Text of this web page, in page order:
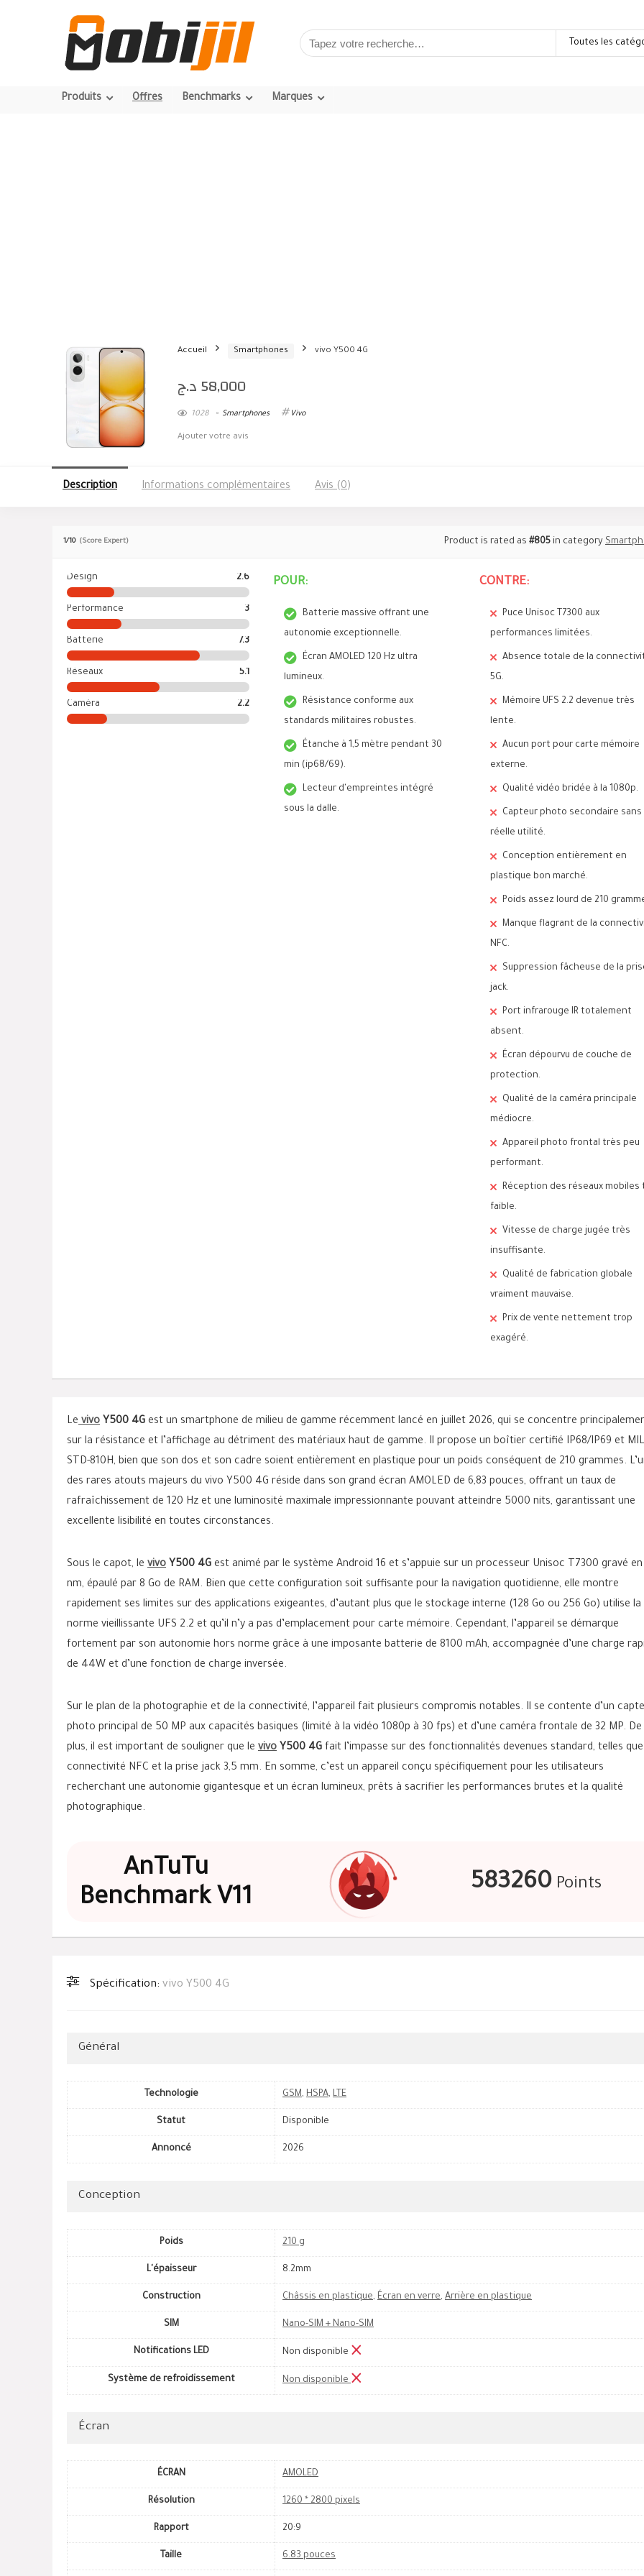
Toutes les
Produits Offres Benchmarks Marques
Accueil Smartphones vivo Y500 4G
58,000د.ج
1028 Smartphones Vivo
Ajouter votre avis
Description Informations complémentaires Avis (0)
1/10 (Score Expert) Product is rated as #805 in category
Design 2.6
Performance 3
Batterie 7.3
Réseaux 5.1
Caméra 2.2
POUR:
Batterie massive offrant une
autonomie exceptionnelle.
Écran AMOLED 120 Hz ultra
lumineux.
Résistance conforme aux
standards militaires robustes.
Étanche à 1,5 mètre pendant 30
min (ip68/69).
Lecteur d'empreintes intégré
sous la dalle.
CONTRE:
Puce Unisoc T7300 aux
performances limitées.
Absence totale de la
5G.
Mémoire UFS 2.2 devenue très
lente.
Aucun port pour carte mémoire
externe.
Qualité vidéo bridée à la 1080p.
Capteur photo secondaire sans
réelle utilité.
Conception entièrement en
plastique bon marché.
Poids assez lourd de 210
Manque flagrant de la
NFC.
Suppression fâcheuse de la
jack.
Port infrarouge IR totalement
absent.
Écran dépourvu de couche de
protection.
Qualité de la caméra principale
médiocre.
Appareil photo frontal très peu
performant.
Réception des réseaux mobiles
faible.
Vitesse de charge jugée très
insuffisante.
Qualité de fabrication globale
vraiment mauvaise.
Prix de vente nettement trop
exagéré.
Levivo Y500 4G est un smartphone de milieu de gamme récemment lancé en juillet 2026, qui se concentre
sur la résistance et l’affichage au détriment des matériaux haut de gamme. Il propose un boîtier certifié IP68/IP69 et
STD-810H, bien que son dos et son cadre soient entièrement en plastique pour un poids conséquent de 210 grammes.
des rares atouts majeurs du vivo Y500 4G réside dans son grand écran AMOLED de 6,83 pouces, offrant un taux de
rafraîchissement de 120 Hz et une luminosité maximale impressionnante pouvant atteindre 5000 nits, garantissant une
excellente lisibilité en toutes circonstances.
Sous le capot, le vivo Y500 4G est animé par le système Android 16 et s’appuie sur un processeur Unisoc T7300 gravé en
nm, épaulé par 8 Go de RAM. Bien que cette configuration soit suffisante pour la navigation quotidienne, elle montre
rapidement ses limites sur des applications exigeantes, d’autant plus que le stockage interne (128 Go ou 256 Go) utilise la
norme vieillissante UFS 2.2 et qu’il n’y a pas d’emplacement pour carte mémoire. Cependant, l’appareil se démarque
fortement par son autonomie hors norme grâce à une imposante batterie de 8100 mAh, accompagnée d’une charge
de 44W et d’une fonction de charge inversée.
Sur le plan de la photographie et de la connectivité, l’appareil fait plusieurs compromis notables. Il se contente d’un
photo principal de 50 MP aux capacités basiques (limité à la vidéo 1080p à 30 fps) et d’une caméra frontale de 32 MP. De
plus, il est important de souligner que le vivo Y500 4G fait l’impasse sur des fonctionnalités devenues standard, telles
connectivité NFC et la prise jack 3,5 mm. En somme, c’est un appareil conçu spécifiquement pour les utilisateurs
recherchant une autonomie gigantesque et un écran lumineux, prêts à sacrifier les performances brutes et la qualité
photographique.
AnTuTu
Benchmark V11
583260Points
Spécification: vivo Y500 4G
Général
Technologie GSM, HSPA, LTE
Statut Disponible
Annoncé 2026
Conception
Poids 210 g
L'épaisseur 8.2mm
Construction Châssis en plastique, Écran en verre, Arrière en plastique
SIM Nano-SIM + Nano-SIM
Notifications LED Non disponible
Système de refroidissement Non disponible
Écran
ÉCRAN AMOLED
Résolution 1260 * 2800 pixels
Rapport 20:9
Taille 6.83 pouces